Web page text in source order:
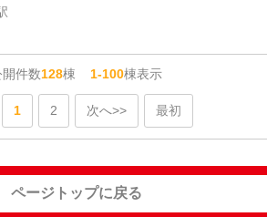
件数128棟 1-100棟表示
1 2 次へ>> 最初
ページトップに戻る